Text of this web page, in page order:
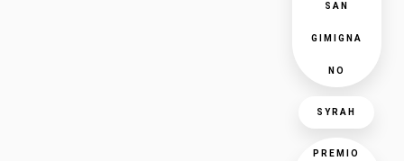
SAN
GIMIGNA
NO
SYRAH
PREMIO